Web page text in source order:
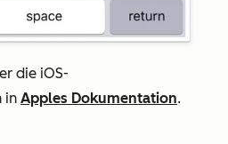
die iOS-
in Apples Dokumentation.